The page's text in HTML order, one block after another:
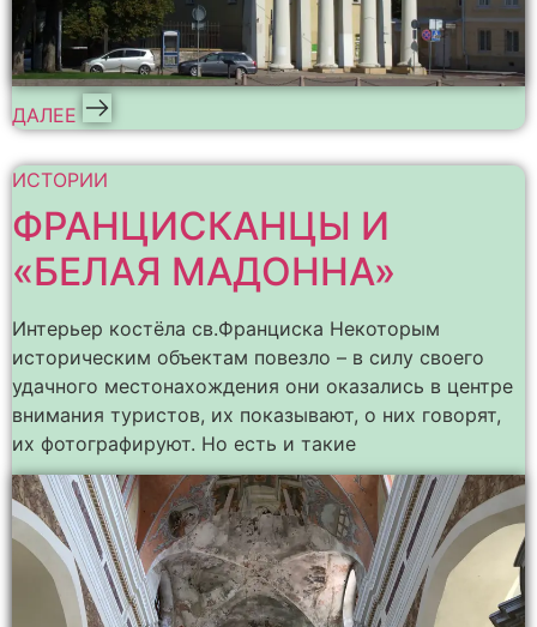
ДАЛЕЕ
ИСТОРИИ
ФРАНЦИСКАНЦЫ И
«БЕЛАЯ МАДОННА»
Интерьер костёла св.Франциска Некоторым
историческим объектам повезло – в силу своего
удачного местонахождения они оказались в центре
внимания туристов, их показывают, о них говорят,
их фотографируют. Но есть и такие